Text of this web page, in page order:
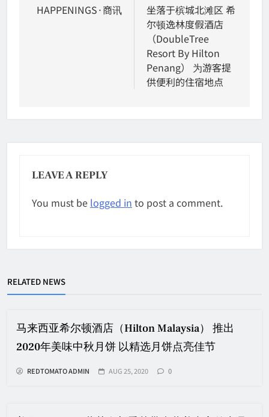
navigation
HAPPENINGS·商讯
坐落于槟城北滩区 希
尔顿逸林度假酒店
（DoubleTree
Resort By Hilton
Penang） 为游客提
供便利的住宿地点
LEAVE A REPLY
You must be logged in to post a comment.
RELATED NEWS
马来西亚希尔顿酒店（Hilton Malaysia） 推出
2020年美味中秋月饼 以精选月饼点亮佳节
REDTOMATO ADMIN AUG 25, 2020 0